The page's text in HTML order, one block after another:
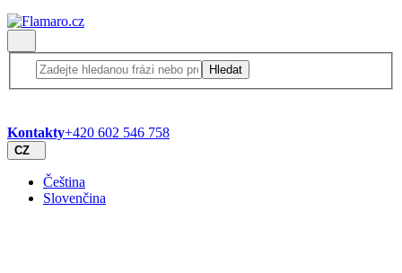
Hledat
Kontakty+420 602 546 758
CZ
Čeština
Slovenčina